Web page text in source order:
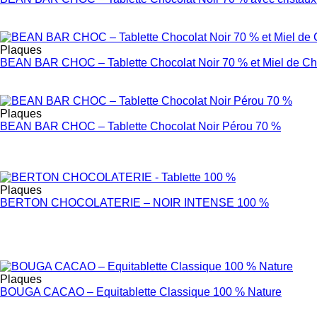
Plaques
BEAN BAR CHOC – Tablette Chocolat Noir 70 % et Miel de
Plaques
BEAN BAR CHOC – Tablette Chocolat Noir Pérou 70 %
Plaques
BERTON CHOCOLATERIE – NOIR INTENSE 100 %
Plaques
BOUGA CACAO – Equitablette Classique 100 % Nature